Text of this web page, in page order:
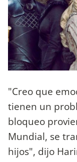
"Creo que
tienen un
bloqueo
Mundial, se
hijos", dijo